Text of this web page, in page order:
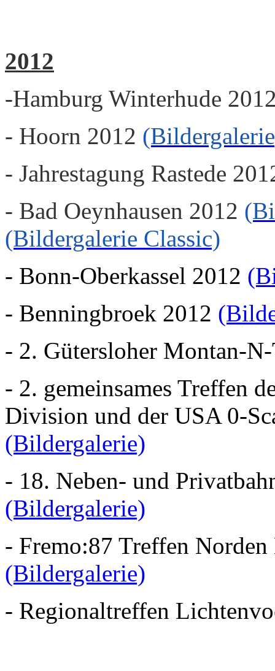
2012
-Hamburg Winterhude
- Hoorn 2012
- Jahrestagung Rastede
- Bad Oeynhausen 2012
(Bildergalerie Classic)
- Bonn-Oberkassel 2012
- Benningbroek 2012
- 2. Gütersloher Montan-
- 2. gemeinsames Treffen
Division und der USA 0-
(Bildergalerie)
- 18. Neben- und
(Bildergalerie)
- Fremo:87 Treffen
(Bildergalerie)
- Regionaltreffen